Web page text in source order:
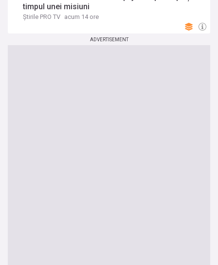
timpul unei misiuni
Știrile PRO TV acum 14 ore
ADVERTISEMENT